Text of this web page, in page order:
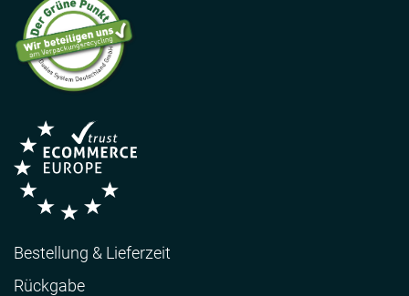
Bestellung & Lieferzeit
Rückgabe